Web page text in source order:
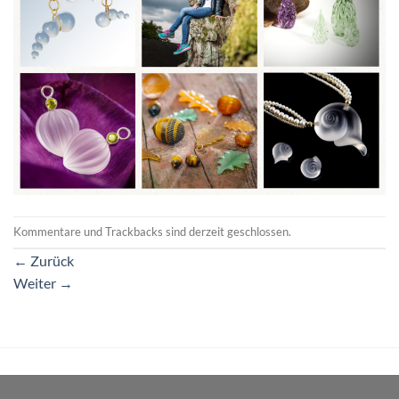
Kommentare und Trackbacks sind derzeit geschlossen.
← Zurück
Weiter →